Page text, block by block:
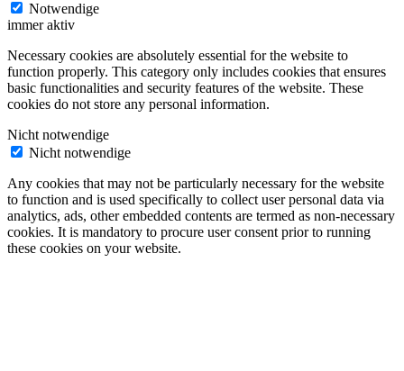
Notwendige
immer aktiv
Necessary cookies are absolutely essential for the website to
function properly. This category only includes cookies that ensures
basic functionalities and security features of the website. These
cookies do not store any personal information.
Nicht notwendige
Nicht notwendige
Any cookies that may not be particularly necessary for the website
to function and is used specifically to collect user personal data via
analytics, ads, other embedded contents are termed as non-necessary
cookies. It is mandatory to procure user consent prior to running
these cookies on your website.